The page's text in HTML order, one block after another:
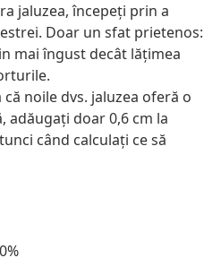
jaluzea, începeți prin a
Doar un sfat prietenos:
mai îngust decât lățimea
noile dvs. jaluzea oferă o
adăugați doar 0,6 cm la
când calculați ce să